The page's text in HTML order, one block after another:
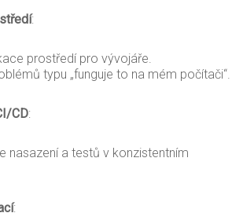
:
prostředí pro vývojáře.
typu „funguje to na mém počítači“.
CD:
nasazení a testů v konzistentním
: